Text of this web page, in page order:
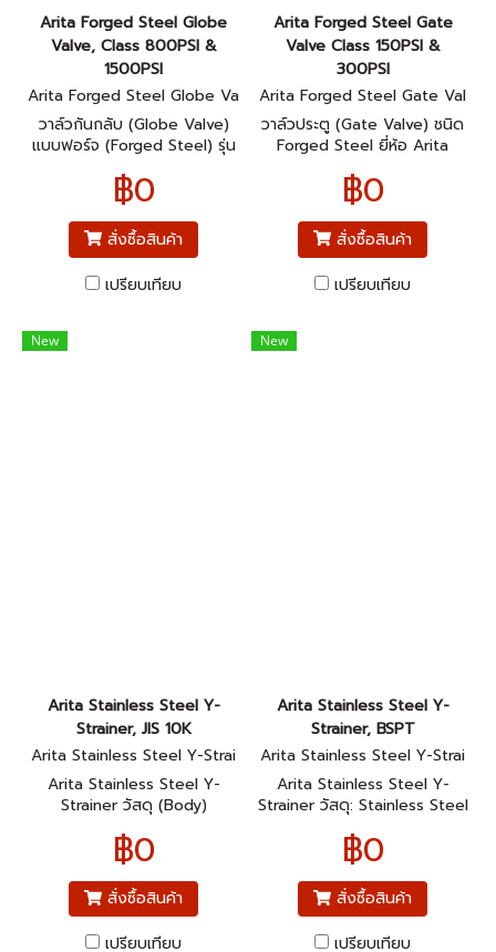
Arita Forged Steel Globe
Valve, Class 800PSI &
1500PSI
Arita Forged Steel Globe Va
lve, Class 800PSI & 1500PSI
วาล์วกันกลับ (Globe Valve)
แบบฟอร์จ (Forged Steel) รุ่น
Class 1500PSI
฿0
สั่งซื้อสินค้า
เปรียบเทียบ
Arita Forged Steel Gate
Valve Class 150PSI &
300PSI
Arita Forged Steel Gate Val
ve Class 150PSI & 300PSI
วาล์วประตู (Gate Valve) ชนิด
Forged Steel ยี่ห้อ Arita
฿0
สั่งซื้อสินค้า
เปรียบเทียบ
New
Arita Stainless Steel Y-
Strainer, JIS 10K
Arita Stainless Steel Y-Strai
ner, JIS 10K
Arita Stainless Steel Y-
Strainer วัสดุ (Body)
SS304 หรือ SS316) มาตรฐาน
หน้าแปลน JIS 10K
฿0
สั่งซื้อสินค้า
เปรียบเทียบ
New
Arita Stainless Steel Y-
Strainer, BSPT
Arita Stainless Steel Y-Strai
ner, BSPT
Arita Stainless Steel Y-
Strainer วัสดุ: Stainless Steel
เกลียว: BSPT (British
Standard Pipe Taper
Thread)
฿0
สั่งซื้อสินค้า
เปรียบเทียบ